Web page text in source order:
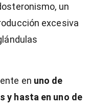
un
excesiva
en uno de
y hasta en uno de